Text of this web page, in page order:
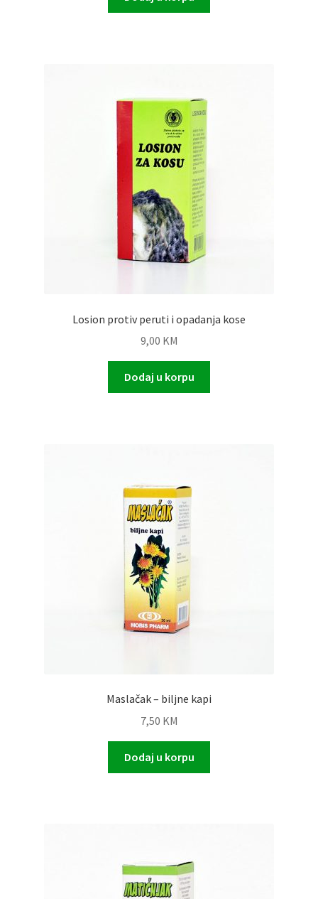
Losion protiv peruti i opadanja kose
9,00 KM
Dodaj u korpu
Maslačak – biljne kapi
7,50 KM
Dodaj u korpu